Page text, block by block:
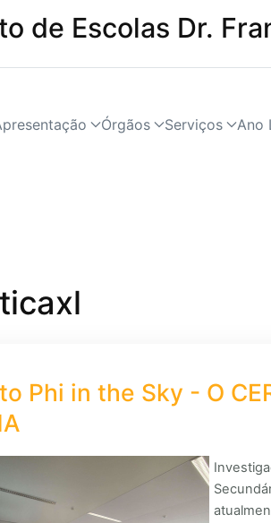
de Escolas Dr.
Órgãos Serviços Ano
Phi in the Sky - O